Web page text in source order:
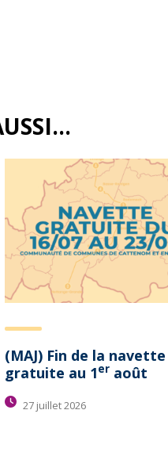
(MAJ) Fin de la navette
gratuite au 1er août
27 juillet 2026